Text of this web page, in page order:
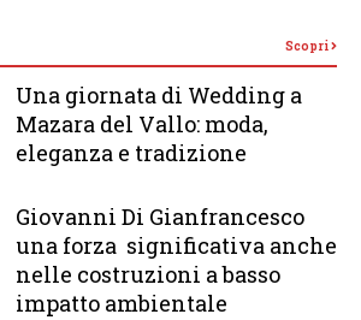
Scopri
Una giornata di Wedding a
Mazara del Vallo: moda,
eleganza e tradizione
Giovanni Di Gianfrancesco
una forza significativa anche
nelle costruzioni a basso
impatto ambientale